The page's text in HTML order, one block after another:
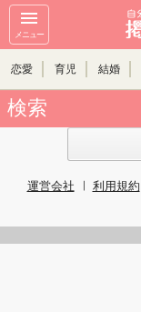
メニュー
恋愛 育児 結婚
検索
運営会社 利用規約